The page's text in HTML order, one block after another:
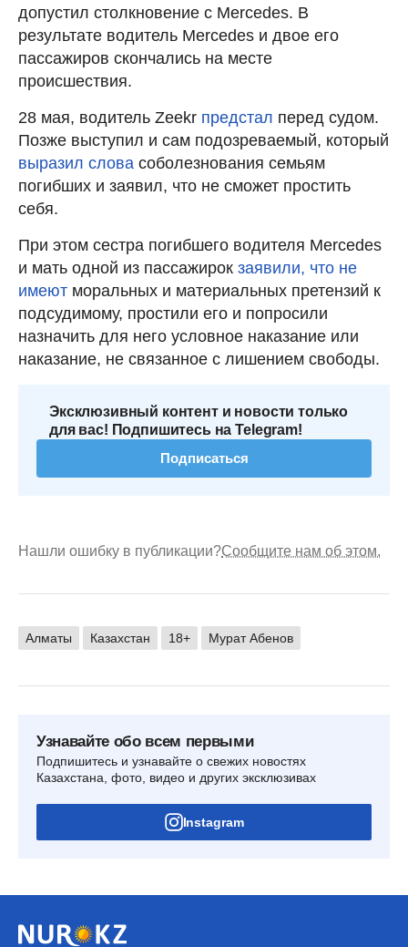
допустил столкновение с Mercedes. В
результате водитель Mercedes и двое его
пассажиров скончались на месте
происшествия.
28 мая, водитель Zeekr предстал перед судом.
Позже выступил и сам подозреваемый, который
выразил слова соболезнования семьям
погибших и заявил, что не сможет простить
себя.
При этом сестра погибшего водителя Mercedes
и мать одной из пассажирок заявили, что не
имеют моральных и материальных претензий к
подсудимому, простили его и попросили
назначить для него условное наказание или
наказание, не связанное с лишением свободы.
Эксклюзивный контент и новости только
для вас! Подпишитесь на Telegram!
Подписаться
Нашли ошибку в публикации?Сообщите нам об этом.
Алматы Казахстан 18+ Мурат Абенов
Узнавайте обо всем первыми
Подпишитесь и узнавайте о свежих новостях
Казахстана, фото, видео и других эксклюзивах
Instagram